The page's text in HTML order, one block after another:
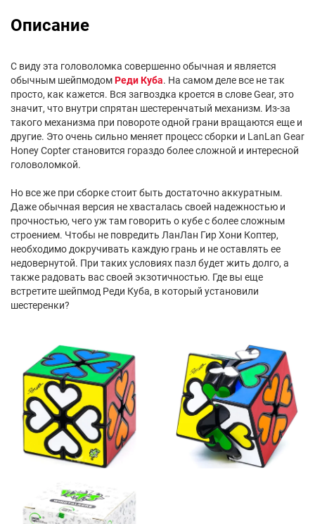
Описание
С виду эта головоломка совершенно обычная и является
обычным шейпмодомРеди Куба. На самом деле все не так
просто, как кажется. Вся загвоздка кроется в слове Gear, это
значит, что внутри спрятан шестеренчатый механизм. Из-за
такого механизма при повороте одной грани вращаются еще и
другие. Это очень сильно меняет процесс сборки и LanLan Gear
Honey Copter становится гораздо более сложной и интересной
головоломкой.
Но все же при сборке стоит быть достаточно аккуратным.
Даже обычная версия не хвасталась своей надежностью и
прочностью, чего уж там говорить о кубе с более сложным
строением. Чтобы не повредить ЛанЛан Гир Хони Коптер,
необходимо докручивать каждую грань и не оставлять ее
недовернутой. При таких условиях пазл будет жить долго, а
также радовать вас своей экзотичностью. Где вы еще
встретите шейпмод Реди Куба, в который установили
шестеренки?